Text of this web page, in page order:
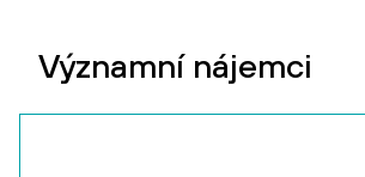
Významní nájemci